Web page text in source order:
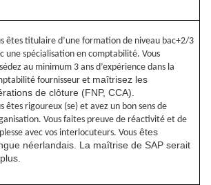
êtes titulaire d’une formation de niveau bac+2/3
une spécialisation en comptabilité. Vous
au minimum 3 ans d’expérience dans la
fournisseur et maîtrisez les
de clôture (FNP, CCA).
êtes rigoureux (se) et avez un bon sens de
Vous faites preuve de réactivité et de
avec vos interlocuteurs. Vous êtes
néerlandais. La maîtrise de SAP serait